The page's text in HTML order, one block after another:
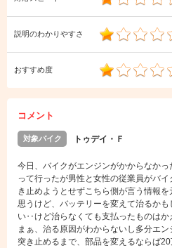
説明のわかりやすさ
おすすめ度
コメント
対象バイク トゥデイ・Ｆ
今日、バイクがエンジンがかからなか
って行ったが男性と女性の従業員がバ
き止めようとせずこちら側が言う情報
思うけど、バッテリーを変えて治るか
い‥けど治らなくても支払ったものは
まぁ、治る原因がわからないし多分エ
突き止めるまで、部品を変えるならば